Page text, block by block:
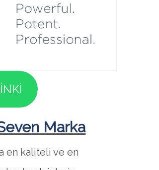
Marka
en kaliteli ve en